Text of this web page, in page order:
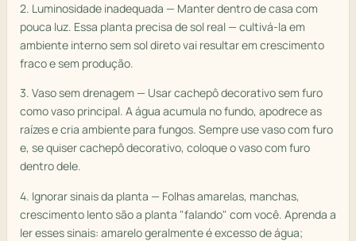
2. Luminosidade inadequada — Manter dentro de casa com
pouca luz. Essa planta precisa de sol real — cultivá-la em
ambiente interno sem sol direto vai resultar em crescimento
fraco e sem produção.
3. Vaso sem drenagem — Usar cachepô decorativo sem furo
como vaso principal. A água acumula no fundo, apodrece as
raízes e cria ambiente para fungos. Sempre use vaso com furo
e, se quiser cachepô decorativo, coloque o vaso com furo
dentro dele.
4. Ignorar sinais da planta — Folhas amarelas, manchas,
crescimento lento são a planta "falando" com você. Aprenda a
ler esses sinais: amarelo geralmente é excesso de água;